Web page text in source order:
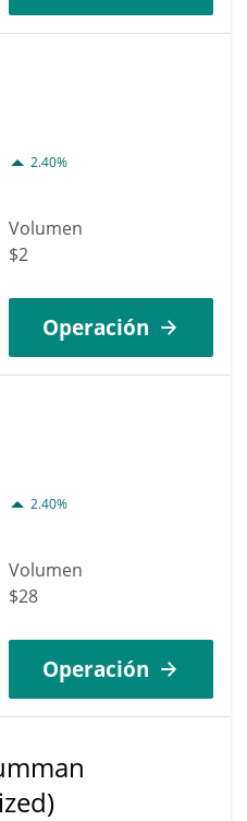
2.40%
Volumen
$2
Operación
2.40%
Volumen
$28
Operación